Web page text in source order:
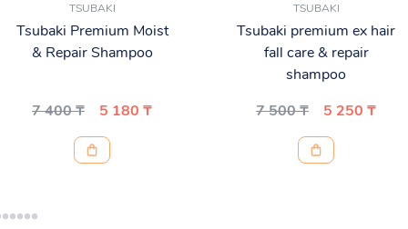
TSUBAKI
Tsubaki Premium Moist
& Repair Shampoo
7 400 ₸ 5 180 ₸
TSUBAKI
Tsubaki premium ex hair
fall care & repair
shampoo
7 500 ₸
5 250 ₸